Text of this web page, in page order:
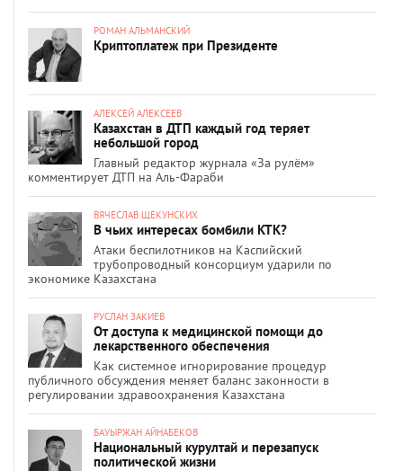
РОМАН АЛЬМАНСКИЙ
Криптоплатеж при Президенте
АЛЕКСЕЙ АЛЕКСЕЕВ
Казахстан в ДТП каждый год теряет
небольшой город
Главный редактор журнала «За рулём»
комментирует ДТП на Аль-Фараби
ВЯЧЕСЛАВ ЩЕКУНСКИХ
В чьих интересах бомбили КТК?
Атаки беспилотников на Каспийский
трубопроводный консорциум ударили по
экономике Казахстана
РУСЛАН ЗАКИЕВ
От доступа к медицинской помощи до
лекарственного обеспечения
Как системное игнорирование процедур
публичного обсуждения меняет баланс законности в
регулировании здравоохранения Казахстана
БАУЫРЖАН АЙНАБЕКОВ
Национальный курултай и перезапуск
политической жизни